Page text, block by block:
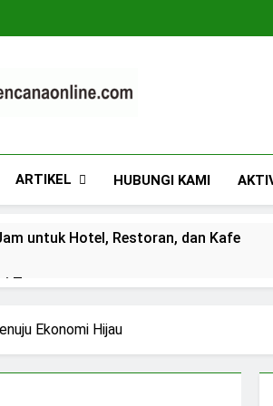
Online
ARTIKEL HUBUNGI KAMI
untuk Hotel, Restoran, dan Kafe
Terpercaya
Terpercaya
dan Rekomendasi Terpercaya
Ekonomi Hijau